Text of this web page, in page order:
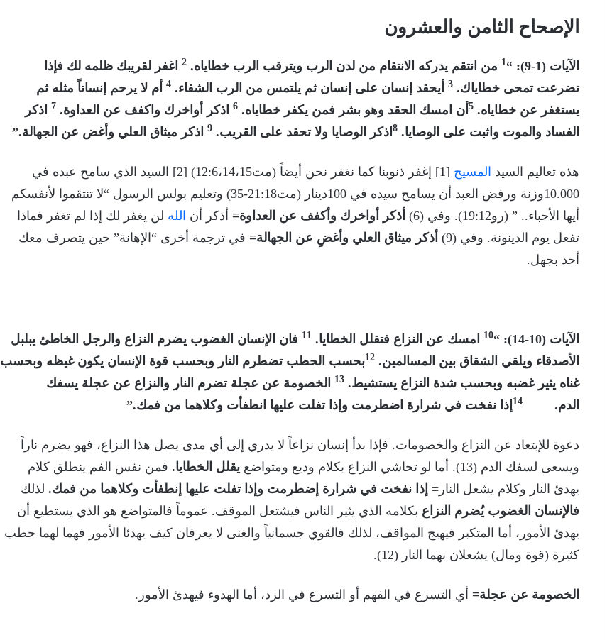
الإصحاح الثامن والعشرون
الآيات (1-9): “ 1 من انتقم يدركه الانتقام من لدن الرب ويترقب الرب خطاياه. 2 اغفر لقريبك ظلمه لك فإذا
تضرعت تمحى خطاياك. 3 أيحقد إنسان على إنسان ثم يلتمس من الرب الشفاء. 4
أم لا يرحم إنساناً مثله ثم
يستغفر عن خطاياه. 5 أن امسك الحقد وهو بشر فمن يكفر خطاياه. 6 اذكر أواخرك واكفف عن العداوة. 7
اذكر
الفساد والموت واثبت على الوصايا. 8 اذكر الوصايا ولا تحقد على القريب. 9 اذكر ميثاق العلي وأغض عن الجهالة.”
هذه تعاليم السيد المسيح
[1] إغفر ذنوبنا كما نغفر نحن أيضاً (مت12:6،14،15) [2] السيد الذي سامح عبده في
10.000وزنة ورفض العبد أن يسامح سيده في 100دينار (مت21:18-35) وتعليم بولس الرسول “لا تنتقموا لأنفسكم
أيها الأحباء.. ” (رو19:12). وفي (6)
أذكر أواخرك وأكفف عن العداوة= أذكر أن الله لن يغفر لك إذا لم تغفر فماذا
تفعل يوم الدينونة. وفي (9)
أذكر ميثاق العلي وأغضِ عن الجهالة= في ترجمة أخرى “الإهانة” حين يتصرف معك
أحد بجهل.
الآيات (10-14): “ 10 امسك عن النزاع فتقلل الخطايا. 11 فان الإنسان الغضوب يضرم النزاع والرجل الخاطئ يبلبل
الأصدقاء ويلقي الشقاق بين المسالمين. 12بحسب الحطب تضطرم النار وبحسب قوة الإنسان يكون غيظه وبحسب
غناه يثير غضبه وبحسب شدة النزاع يستشيط. 13
الخصومة عن عجلة تضرم النار والنزاع عن عجلة يسفك
الدم.
14 إذا نفخت في شرارة اضطرمت وإذا تفلت عليها انطفأت وكلاهما من فمك.”
دعوة للإبتعاد عن النزاع والخصومات. فإذا بدأ إنسان نزاعاً لا يدري إلى أي مدى يصل هذا النزاع، فهو يضرم ناراً
ويسعى لسفك الدم (13). أما لو تحاشي النزاع بكلام وديع ومتواضع
يقلل الخطايا. فمن نفس الفم ينطلق كلام
يهدئ النار وكلام يشعل النار= إذا نفخت في شرارة إضطرمت وإذا تفلت عليها إنطفأت وكلاهما من فمك. لذلك
فالإنسان الغضوب يُضرم النزاع بكلامه الذي يثير الناس فيشتعل الموقف. عموماً فالمتواضع هو الذي يستطيع أن
يهدئ الأمور، أما المتكبر فيهيج المواقف، لذلك فالقوي جسمانياً والغنى لا يعرفان كيف يهدئا الأمور فهما لهما حطب
كثيرة (قوة ومال) يشعلان بهما النار (12).
الخصومة عن عجلة= أي التسرع في الفهم أو التسرع في الرد، أما الهدوء فيهدئ الأمور.